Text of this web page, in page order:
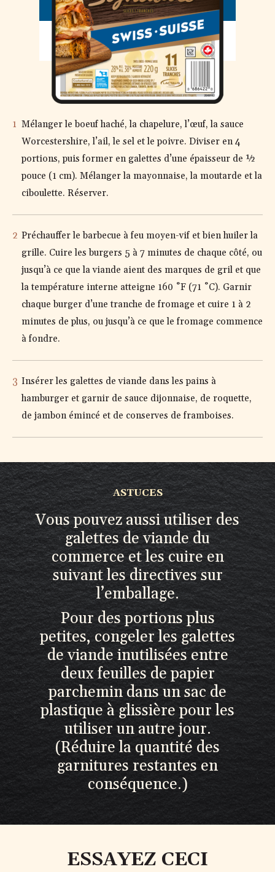
SUISSE
PRÉPARATION
Mélanger le boeuf haché, la chapelure, l’œuf, la sauce
Worcestershire, l’ail, le sel et le poivre. Diviser en 4
portions, puis former en galettes d’une épaisseur de ½
pouce (1 cm). Mélanger la mayonnaise, la moutarde et la
ciboulette. Réserver.
Préchauffer le barbecue à feu moyen-vif et bien huiler la
grille. Cuire les burgers 5 à 7 minutes de chaque côté, ou
jusqu’à ce que la viande aient des marques de gril et que
la température interne atteigne 160 ˚F (71 ˚C). Garnir
chaque burger d’une tranche de fromage et cuire 1 à 2
minutes de plus, ou jusqu’à ce que le fromage commence
à fondre.
Insérer les galettes de viande dans les pains à
hamburger et garnir de sauce dijonnaise, de roquette,
de jambon émincé et de conserves de framboises.
ASTUCES
Vous pouvez aussi utiliser des
galettes de viande du
commerce et les cuire en
suivant les directives sur
l’emballage.
Pour des portions plus
petites, congeler les galettes
de viande inutilisées entre
deux feuilles de papier
parchemin dans un sac de
plastique à glissière pour les
utiliser un autre jour.
(Réduire la quantité des
garnitures restantes en
conséquence.)
ESSAYEZ CECI